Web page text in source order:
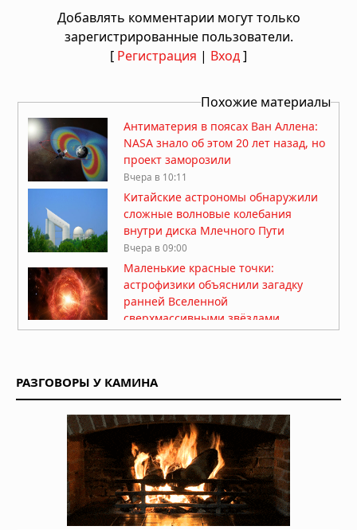
Добавлять комментарии могут только
зарегистрированные пользователи.
[ Регистрация | Вход]
Похожие материалы
Антиматерия в поясах Ван Аллена:
NASA знало об этом 20 лет назад, но
проект заморозили
Вчера в 10:11
Китайские астрономы обнаружили
сложные волновые колебания
внутри диска Млечного Пути
Вчера в 09:00
Маленькие красные точки:
астрофизики объяснили загадку
ранней Вселенной
сверхмассивными звёздами
поверхностью Марса
На Солнце нашли вихри,
объясняющие его загадочное
поведение
06.08.2026 в 09:26
Ракета SpaceX врезалась в Луну на
скорости 8700 километров в час
РАЗГОВОРЫ У КАМИНА